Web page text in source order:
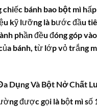
chiếc bánh bao bột mì
kỹ lưỡng là bước đầu
phần đều đóng góp
bánh, từ lớp vỏ trắng
Dụng Và Bột Nở Chất
được gọi là bột mì số